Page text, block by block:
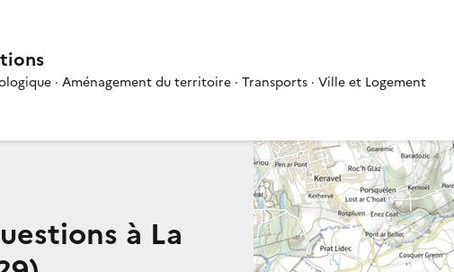
· Aménagement du territoire · Transports · Ville et Logement
à La